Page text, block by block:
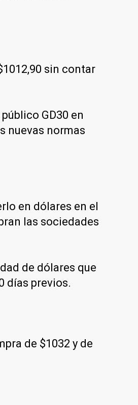
sin contar
GD30 en
nuevas normas
en dólares en el
las sociedades
de dólares que
días previos.
de $1032 y de